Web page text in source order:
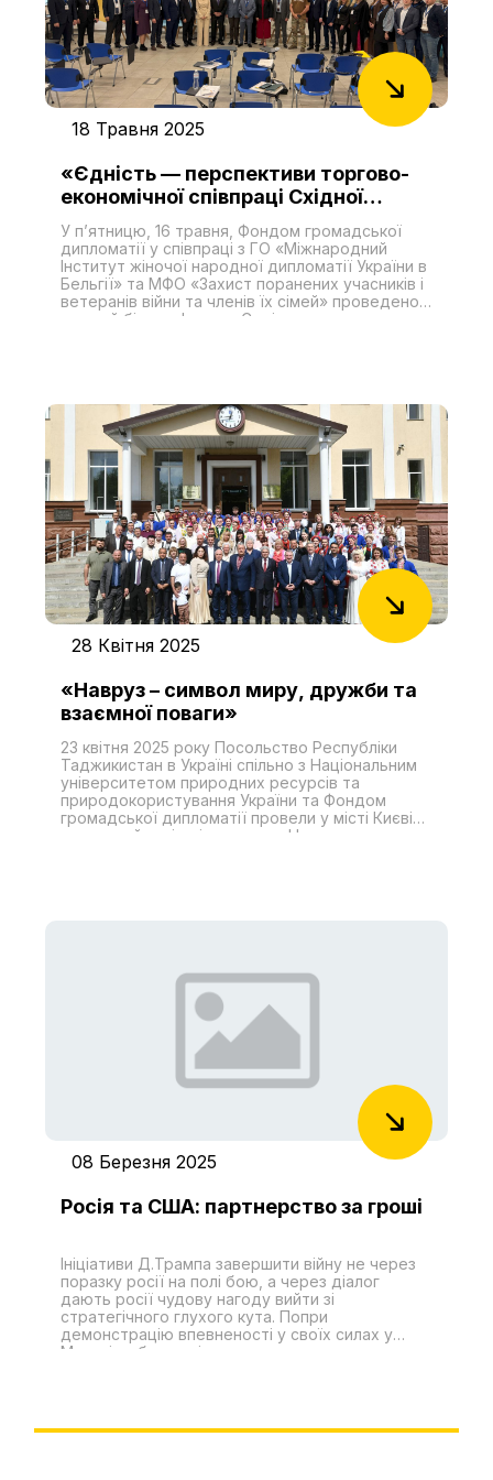
18 Травня 2025
«Єдність — перспективи торгово-
економічної співпраці Східної
Європи з державами Центральної
Азії та Південного Кавказу»
У п’ятницю, 16 травня, Фондом громадської
дипломатії у співпраці з ГО «Міжнародний
Інститут жіночої народної дипломатії України в
Бельгії» та МФО «Захист поранених учасників і
ветеранів війни та членів їх сімей» проведено
перший бізнес-форум «Єдність — перспективи
28 Квітня 2025
«Навруз – символ миру, дружби та
взаємної поваги»
23 квітня 2025 року Посольство Республіки
Таджикистан в Україні спільно з Національним
університетом природних ресурсів та
природокористування України та Фондом
громадської дипломатії провели у місті Києві
урочистий захід під назвою «Навруз – символ
регіональних організацій, акредитованих у
Києві, ректори та викладачі університетів та
вищих навчальних закладів, діячі науки і
культури, бізнесмени та представники
08 Березня 2025
Росія та США: партнерство за гроші
Ініціативи Д.Трампа завершити війну не через
поразку росії на полі бою, а через діалог
дають росії чудову нагоду вийти зі
стратегічного глухого кута. Попри
демонстрацію впевненості у своїх силах у
Москві добре усвідомлюють, що продовження